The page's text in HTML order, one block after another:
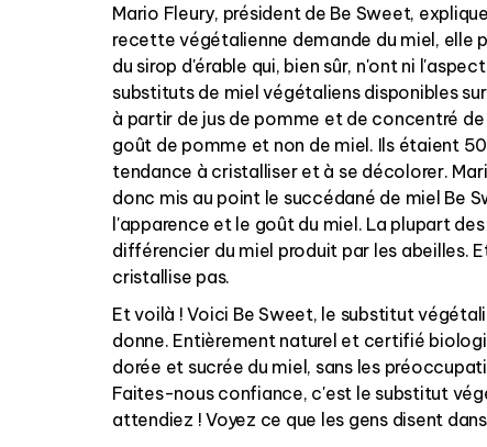
Mario Fleury, président de Be Sweet,
recette végétalienne demande du miel, elle
du sirop d'érable qui, bien sûr, n'ont ni
substituts de miel végétaliens disponibles
à partir de jus de pomme et de concentré
goût de pomme et non de miel. Ils étaient
tendance à cristalliser et à se décolorer.
donc mis au point le succédané de miel Be
l'apparence et le goût du miel. La plupart
différencier du miel produit par les abeilles.
cristallise pas.
Et voilà ! Voici Be Sweet, le substitut
donne. Entièrement naturel et certifié
dorée et sucrée du miel, sans les
Faites-nous confiance, c'est le substitut
attendiez ! Voyez ce que les gens disent